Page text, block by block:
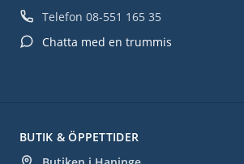
BUTIK & ÖPPETTIDER
Telefon 08-551 165 35
Chatta med en trummis